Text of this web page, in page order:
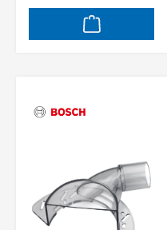
für die Verwendung
mit Oberfräsen.
626 0.). GOF 1250
GOF 2000 CE (0 601
619 7.). TE 600 (0 601
60A 8.) Professional.